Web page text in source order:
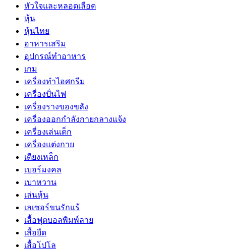
หัวใจและหลอดเลือด
หุ้น
หุ้นไทย
อาหารเสริม
อุปกรณ์ทำอาหาร
เกม
เครื่องทำไอศกรีม
เครื่องปั่นไฟ
เครื่องรางของขลัง
เครื่องออกกำลังกายกลางแจ้ง
เครื่องเล่นเด็ก
เครื่องแต่งกาย
เตียงเหล็ก
เบอร์มงคล
เบาหวาน
เล่นหุ้น
เลเซอร์ขนรักแร้
เสื้อฟุตบอลพิมพ์ลาย
เสื้อยืด
เสื้อโปโล